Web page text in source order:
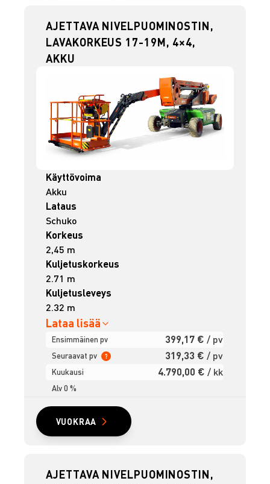
AJETTAVA NIVELPUOMINOSTIN,
LAVAKORKEUS 17-19M, 4×4,
AKKU
Käyttövoima
Akku
Lataus
Schuko
Korkeus
2,45 m
Kuljetuskorkeus
2.71 m
Kuljetusleveys
2.32 m
Lataa lisää
Ensimmäinen pv 399,17 € / pv
Seuraavat pv ? 319,33 € / pv
Kuukausi 4.790,00 € / kk
Alv 0 %
VUOKRAA
AJETTAVA NIVELPUOMINOSTIN,